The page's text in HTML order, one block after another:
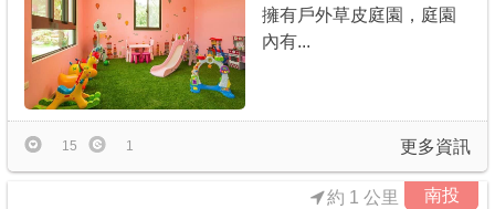
擁有戶外草皮庭園，庭園
內有...
更多資訊
15 1
南投
約 1 公里